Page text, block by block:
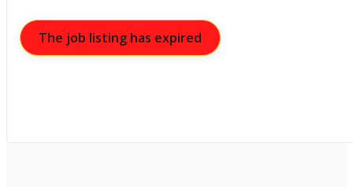
The job listing has expired